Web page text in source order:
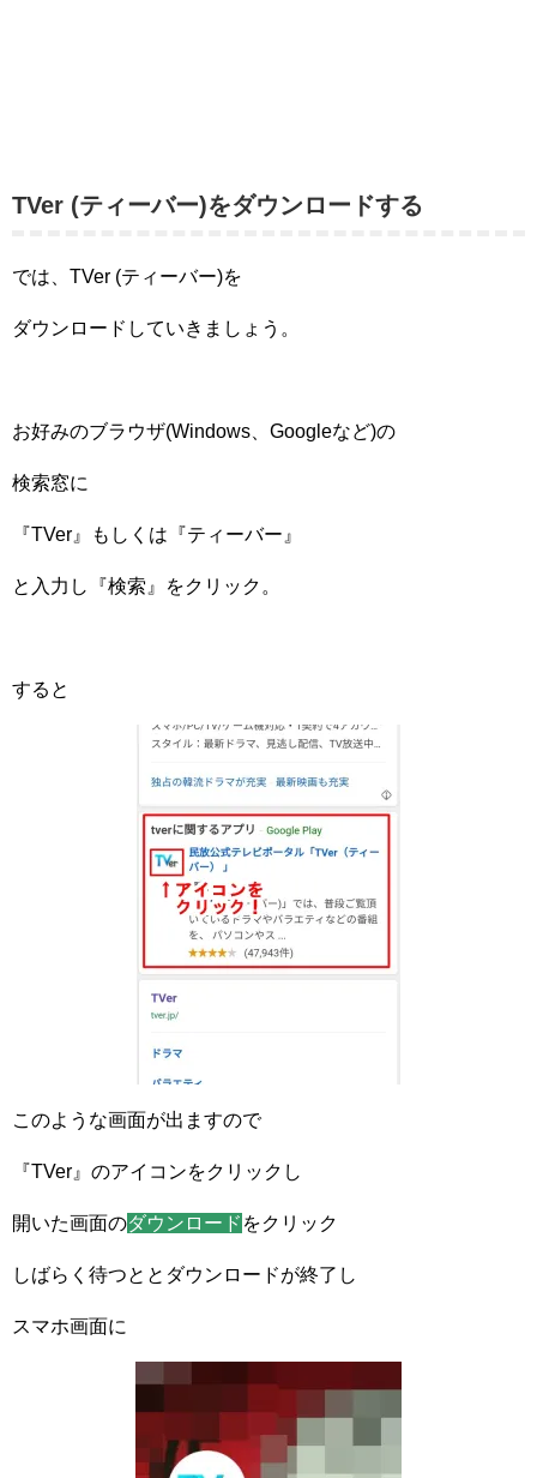
TVer (ティーバー)をダウンロードする
では、TVer (ティーバー)を
ダウンロードしていきましょう。
お好みのブラウザ(Windows、Googleなど)の
検索窓に
『TVer』もしくは『ティーバー』
と入力し『検索』をクリック。
すると
このような画面が出ますので
『TVer』のアイコンをクリックし
開いた画面のダウンロード をクリック
しばらく待つととダウンロードが終了し
スマホ画面に